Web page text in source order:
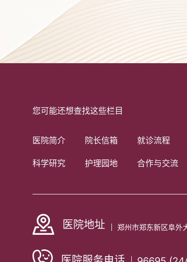
您可能还想查找这些栏目
医院简介 院长信箱 就诊流程
科学研究 护理园地 合作与交流
医院地址 郑州市郑东新区阜外
医院服务电话